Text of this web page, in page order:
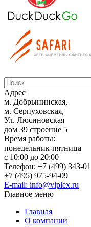
Адрес
м. Добрынинская,
м. Серпуховская,
Ул. Люсиновская
дом 39 строение 5
Время работы:
понедельник-пятница
с 10:00 до 20:00
Телефон: +7 (499) 343-
+7 (495) 975-94-09
E-mail: info@viplex.ru
Главное меню
Главная
О компании